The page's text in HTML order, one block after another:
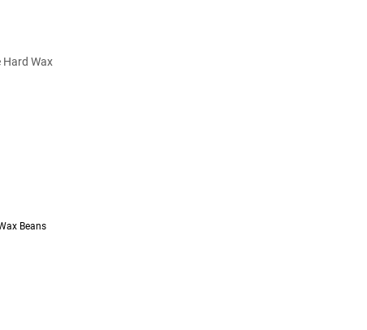
Beans